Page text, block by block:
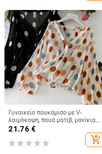
Γυναικείο πουκάμισο με V-
λαιμόκοψη, πουά μοτίβ, μανίκια
φανάρι, ελεύθερη γραμμή; ύφασμα
μίξη βαμβακιού-πολυεστέρα (30-
50% πολυεστέρα).
21.76 €
add_shopping_cart